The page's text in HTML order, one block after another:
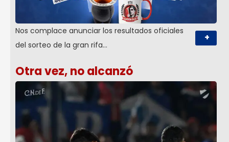
Nos complace anunciar los resultados oficiales
del sorteo de la gran rifa…
+
Otra vez, no alcanzó